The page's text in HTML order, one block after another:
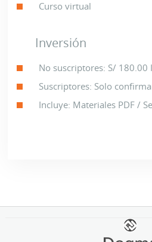
Curso virtual
Inversión
No suscriptores: S/ 180.00
Suscriptores: Solo
Incluye: Materiales PDF /